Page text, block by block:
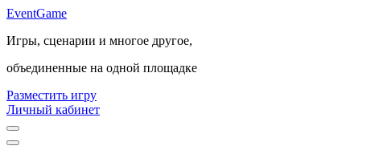
EventGame
Игры, сценарии и многое другое,
объединенные на одной площадке
Разместить игру
Личный кабинет